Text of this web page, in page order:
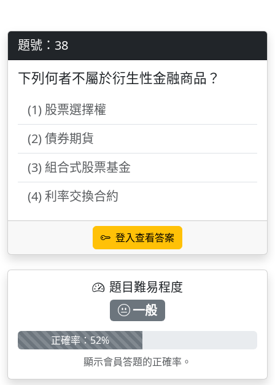
題號：38
下列何者不屬於衍生性金融商品？
(1) 股票選擇權
(2) 債券期貨
(3) 組合式股票基金
(4) 利率交換合約
登入查看答案
題目難易程度
一般
正確率：52%
顯示會員答題的正確率。